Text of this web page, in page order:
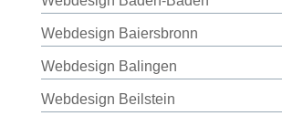
Webdesign Baiersbronn
Webdesign Balingen
Webdesign Beilstein